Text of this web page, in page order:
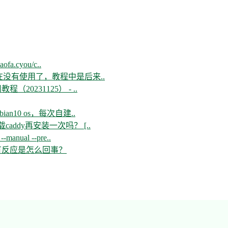
c..
有使用了，教程中是后来..
程（20231125） - ..
os，每次自建..
再安装一次吗？ [..
manual --pre..
应是怎么回事？